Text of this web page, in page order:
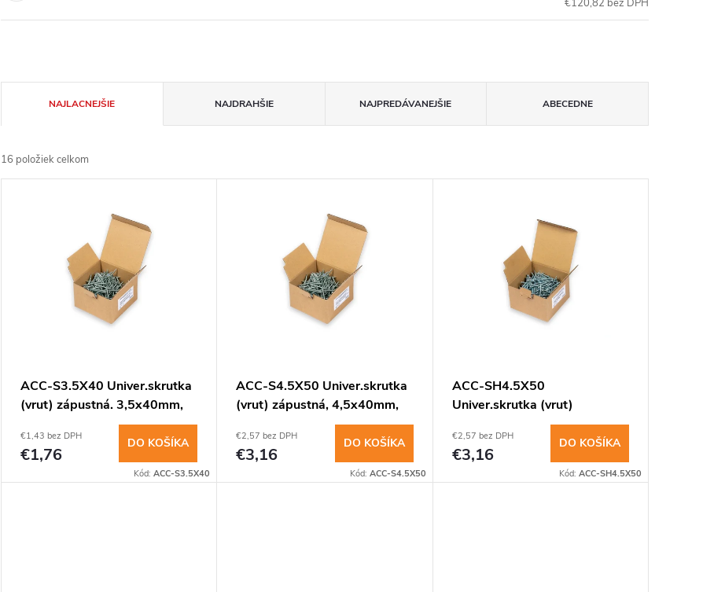
€120,82 bez DPH
a
d
d
NAJLACNEJŠIE NAJDRAHŠIE NAJPREDÁVANEJŠIE ABECEDNE
16 položiek celkom
o
ACC-S3.5X40 Univer.skrutka
(vrut) zápustná. 3,5x40mm,
€1,43 bez DPH
€1,76
DO KOŠÍKA
Kód:ACC-S3.5X40
ACC-S4.5X50 Univer.skrutka
(vrut) zápustná, 4,5x40mm,
€2,57 bez DPH
€3,16
DO KOŠÍKA
Kód: ACC-S4.5X50
ACC-SH4.5X50
Univer.skrutka (vrut)
polguľatá 4,5x40mm, 100ks
€2,57 bez DPH
€3,16
DO KOŠÍKA
Kód: ACC-SH4.5X50